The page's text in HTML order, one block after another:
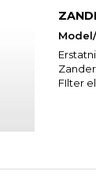
FIlter